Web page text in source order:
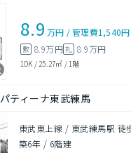
8.9 万円 /管理費1,540円
敷 8.9万円礼 8.9万円
1DK / 25.27㎡ / 1階
パティーナ東武練馬
東武東上線 / 東武練馬駅 徒
築6年 / 6階建